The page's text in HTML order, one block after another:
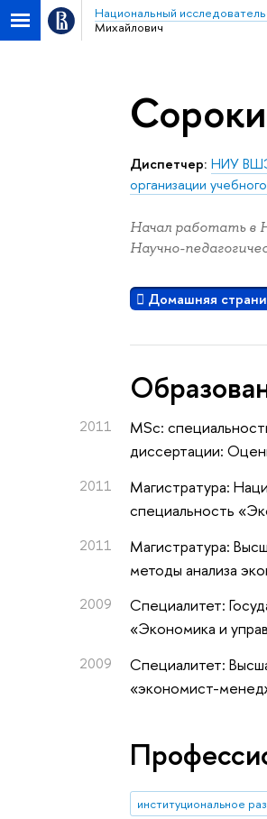
Национальный
Михайлович
Диспетчер: НИУ
организации
Начал работать в
Научно-
Домашняя
2011
MSc:
диссертации:
2011
Магистратура:
специальность
2011
Магистратура:
методы анализа
2009
Специалитет:
«Экономика и
2009
Специалитет:
«экономист-
институциональное